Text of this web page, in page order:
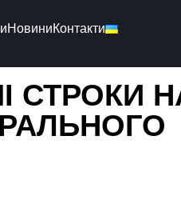
НовиниКонтакти
СТРОКИ